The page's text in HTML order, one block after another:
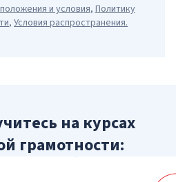
и условия,Политику
, Условия распространения.
на курсах
грамотности: